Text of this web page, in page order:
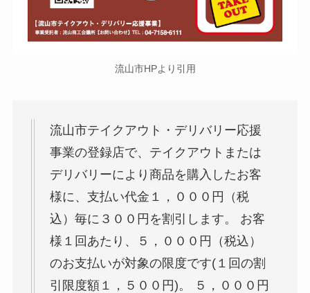
青4 江戸屋うなぎ店
青8 柳家
青9 豊後
青10
青11 甲子屋
青12 茶豆蘭
流山市HPより引用
流山市テイクアウト・デリバリー応援
事業の登録店で、テイクアウトまたは
デリバリーにより商品を購入したお客
様に、支払い代金１，０００円（税
込）毎に３００円を割引します。 お客
様１回あたり、５，０００円（税込）
のお支払いが対象の限度です(１回の割
引限度額１，５００円)。 ５，０００円